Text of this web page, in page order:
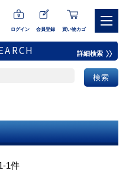
ログイン 会員登録 買い物カゴ
詳細検索
1件